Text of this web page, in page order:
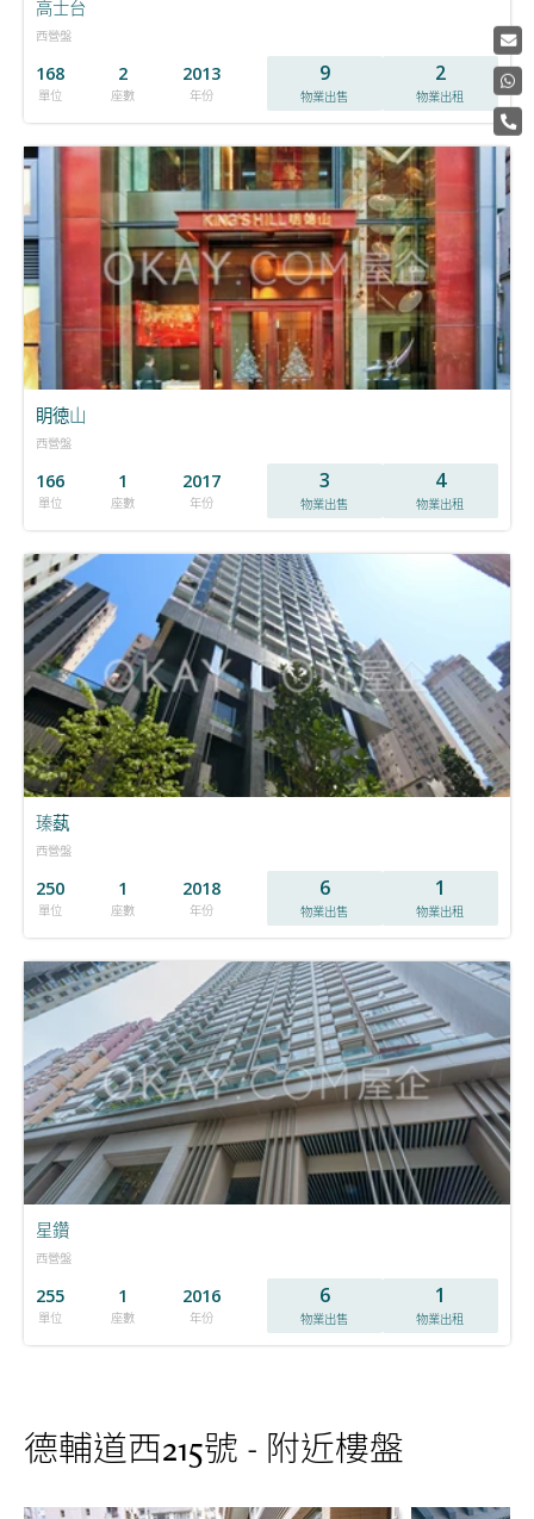
高士台
西營盤
168
單位
2
座數
2013
年份
9
物業出售
2
物業出租
眀徳山
西營盤
166
單位
1
座數
2017
年份
3
物業出售
4
物業出租
瑧蓺
西營盤
250
單位
1
座數
2018
年份
6
物業出售
1
物業出租
星鑽
西營盤
255
單位
1
座數
2016
年份
6
物業出售
1
物業出租
德輔道西215號 - 附近樓盤